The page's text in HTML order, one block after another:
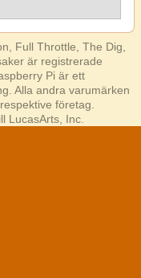
Full Throttle, The Dig,
är registrerade
Pi är ett
Alla andra varumärken
företag.
LucasArts, Inc.